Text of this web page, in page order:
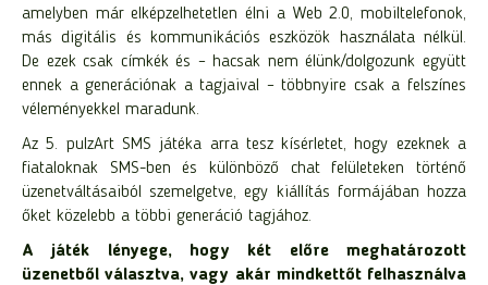
amelyben már elképzelhetetlen élni a Web 2.0, mobiltelefonok,
más digitális és kommunikációs eszközök használata nélkül.
De ezek csak címkék és – hacsak nem élünk/dolgozunk együtt
ennek a generációnak a tagjaival – többnyire csak a felszínes
véleményekkel maradunk.
Az 5. pulzArt SMS játéka arra tesz kísérletet, hogy ezeknek a
fiataloknak SMS-ben és különböző chat felületeken történő
üzenetváltásaiból szemelgetve, egy kiállítás formájában hozza
őket közelebb a többi generáció tagjához.
A játék lényege, hogy két előre meghatározott
üzenetből választva, vagy akár mindkettőt felhasználva